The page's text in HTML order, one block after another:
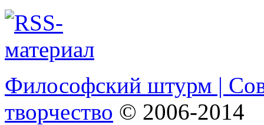
Философский штурм |
творчество © 2006-2014